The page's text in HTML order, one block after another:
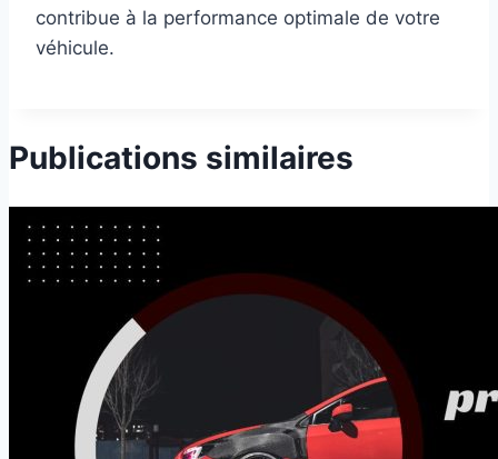
contribue à la performance optimale de votre
véhicule.
Publications similaires